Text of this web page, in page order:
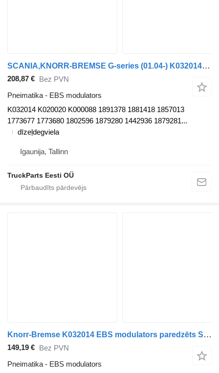
SCANIA,KNORR-BREMSE G-series (01.04-) K032014 EBS modulators paredzēts Scania P,G,R,T-series (2004-2017) vilcēja
208,87 € Bez PVN
Pneimatika - EBS modulators
K032014 K020020 K000088 1891378 1881418 1857013
1773677 1773680 1802596 1879280 1442936 1879281...
dīzeļdegviela
Igaunija, Tallinn
TruckParts Eesti OÜ
Knorr-Bremse K032014 EBS modulators paredzēts Scania P,G,R,T-series (2004-2017) vilcēja
149,19 € Bez PVN
Pneimatika - EBS modulators